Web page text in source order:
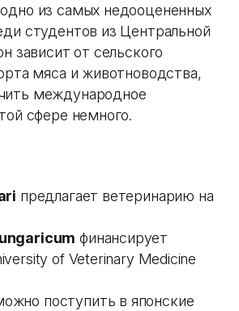
из самых недооцененных
студентов из Центральной
зависит от сельского
мяса и животноводства,
международное
сфере немного.
предлагает ветеринарию на
финансирует
of Veterinary Medicine
поступить в японские